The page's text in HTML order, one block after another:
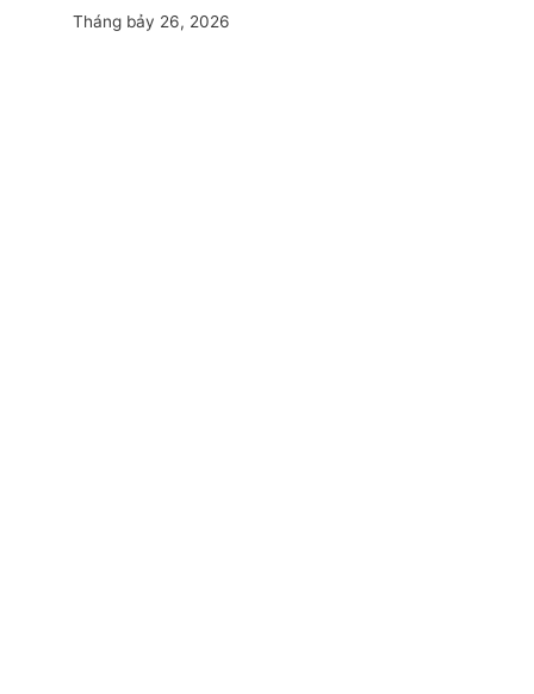
Tháng bảy 26, 2026